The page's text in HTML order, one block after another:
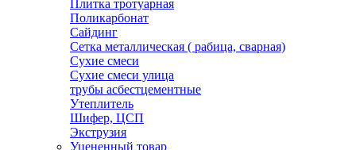
Плитка тротуарная
Поликарбонат
Сайдинг
Сетка металлическая ( рабица, сварная)
Сухие смеси
Сухие смеси улица
трубы асбестцементные
Утеплитель
Шифер, ЦСП
Экструзия
Уцененный товар